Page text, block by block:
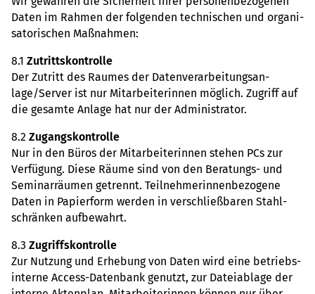
Daten im Rahmen der fol­gen­den tech­ni­schen und orga­ni­
sa­to­ri­schen Maß­nah­men:
8.1 Zutritts­kon­trolle
Der Zutritt des Raumes der Daten­ver­ar­bei­tungs­an­
lage/Server ist nur Mit­ar­bei­te­rin­nen mög­lich. Zugriff auf
die gesamte Anlage hat nur der Admi­nis­tra­tor.
8.2 Zugangs­kon­trolle
Nur in den Büros der Mit­ar­bei­te­rin­nen stehen PCs zur
Ver­fü­gung. Diese Räume sind von den Bera­tungs- und
Semi­nar­räu­men getrennt. Teil­neh­me­rin­nen­be­zo­gene
Daten in Papier­form werden in ver­schließ­ba­ren Stahl­
schrän­ken auf­be­wahrt.
8.3 Zugriffs­kon­trolle
Zur Nut­zung und Erhe­bung von Daten wird eine betriebs­
in­terne Access-Daten­bank genutzt, zur Datei­ab­lage der